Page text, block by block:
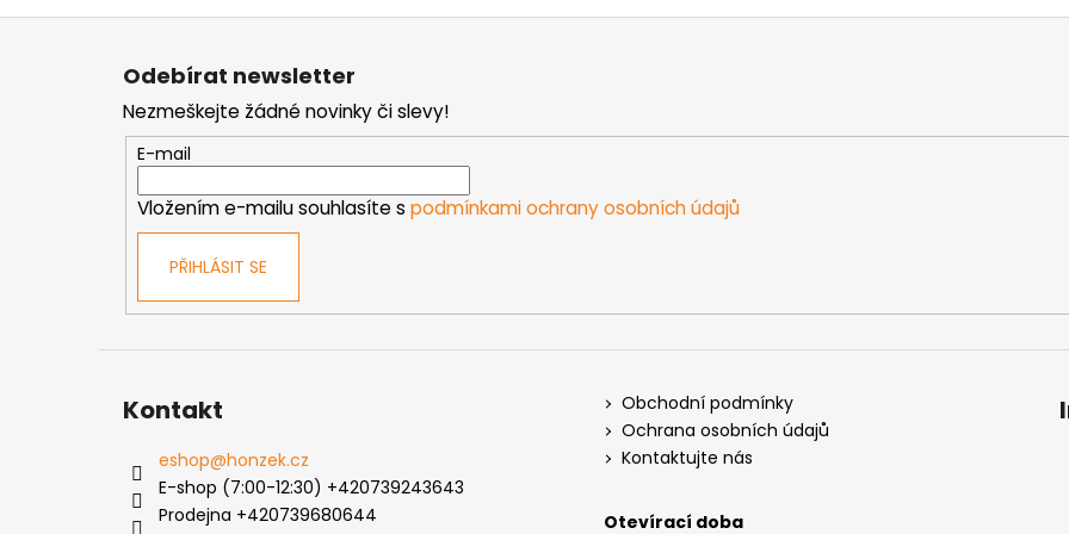
Z
Odebírat newsletter
Nezmeškejte žádné novinky či slevy!
E-mail
Vložením e-mailu souhlasíte s podmínkami ochrany osobních údajů
PŘIHLÁSIT SE
Kontakt
eshop@honzek.cz
E-shop (7:00-12:30) +420739243643
Prodejna +420739680644
Obchodní podmínky
Ochrana osobních údajů
Kontaktujte nás
Otevírací doba